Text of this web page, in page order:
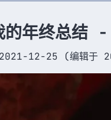
年终总结 -
2021-12-25 (编辑于